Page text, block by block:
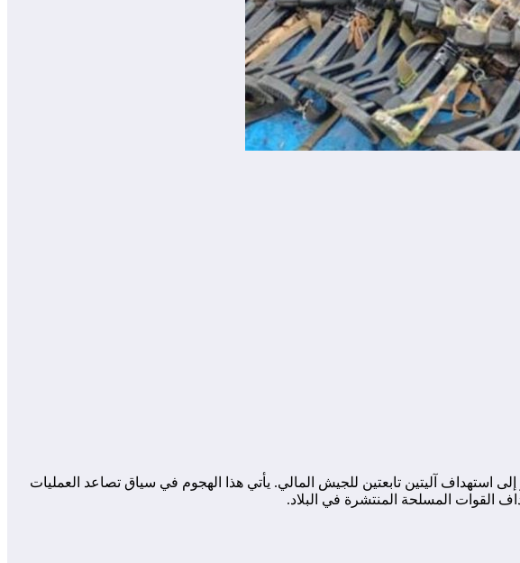
استهداف آليتين تابعتين للجيش المالي. يأتي هذا الهجوم في سياق تصاعد العمليات
القوات المسلحة المنتشرة في البلاد.